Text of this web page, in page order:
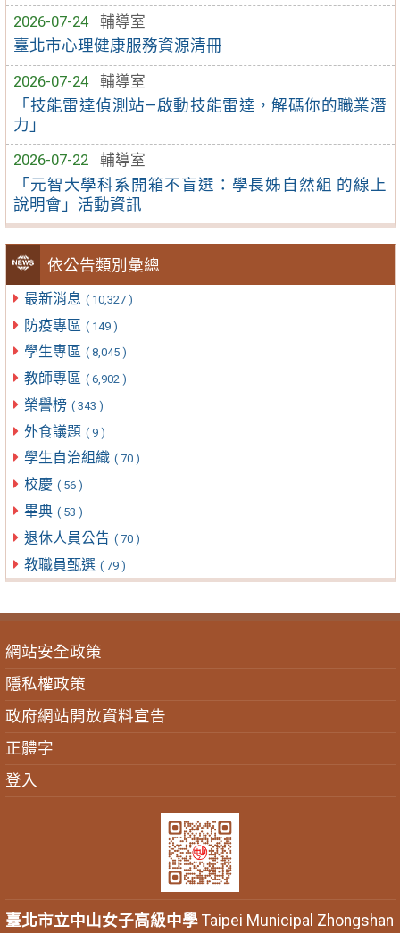
2026-07-24
輔導室
臺北市心理健康服務資源清冊
2026-07-24
輔導室
「技能雷達偵測站—啟動技能雷達，解碼你的職業潛
力」
2026-07-22
輔導室
「元智大學科系開箱不盲選：學長姊自然組 的線上
說明會」活動資訊
依公告類別彙總
最新消息 ( 10,327 )
防疫專區 ( 149 )
學生專區 ( 8,045 )
教師專區 ( 6,902 )
榮譽榜 ( 343 )
外食議題 ( 9 )
學生自治組織 ( 70 )
校慶 ( 56 )
畢典 ( 53 )
退休人員公告 ( 70 )
教職員甄選 ( 79 )
網站安全政策
隱私權政策
政府網站開放資料宣告
正體字
登入
臺北市立中山女子高級中學Taipei Municipal Zhongshan